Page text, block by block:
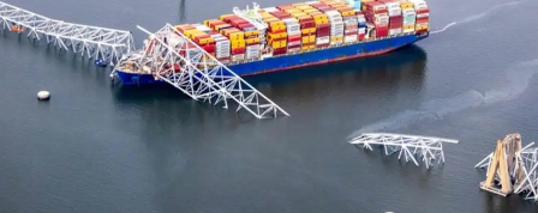
Economia e lavoro
Italia Mondo